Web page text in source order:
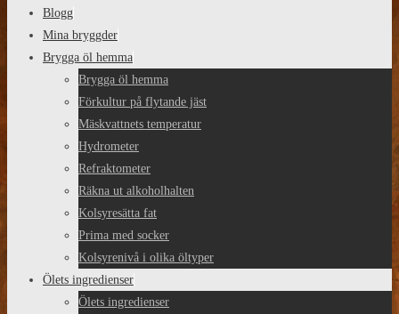
Blogg
Mina bryggder
Brygga öl hemma
Brygga öl hemma
Förkultur på flytande jäst
Mäskvattnets temperatur
Hydrometer
Refraktometer
Räkna ut alkoholhalten
Kolsyresätta fat
Prima med socker
Kolsyrenivå i olika öltyper
Ölets ingredienser
Ölets ingredienser